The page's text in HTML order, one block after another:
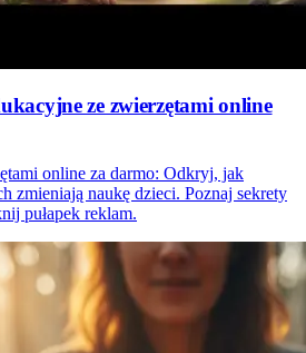
ze zwierzętami online
online za darmo: Odkryj, jak
zmieniają naukę dzieci. Poznaj sekrety
pułapek reklam.